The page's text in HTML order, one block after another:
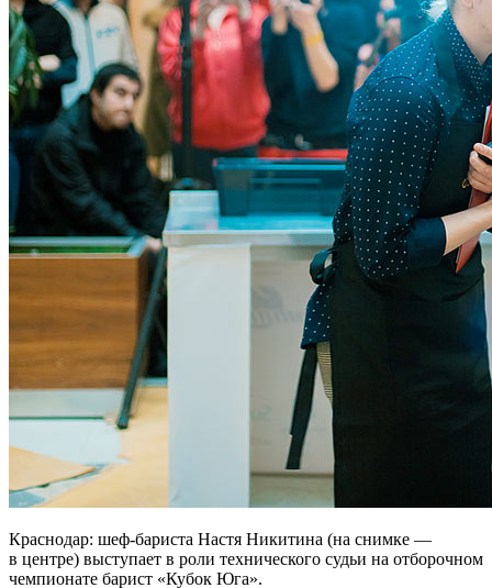
Краснодар: шеф-бариста Настя Никитина (на снимке —
в центре) выступает в роли технического судьи на отборочном
чемпионате барист «Кубок Юга».